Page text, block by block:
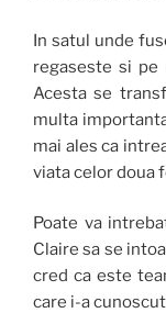
In satul unde
regaseste si pe
Acesta se
multa
mai ales ca
viata celor doua
Poate va
Claire sa se
cred ca este
care i-a